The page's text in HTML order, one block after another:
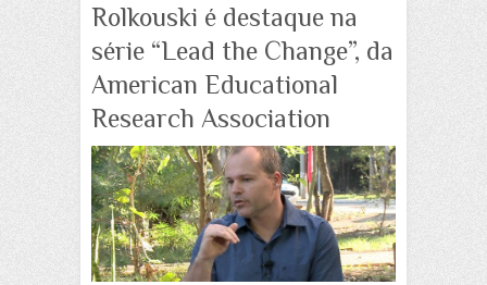
Rolkouski é destaque na
série “Lead the Change”, da
American Educational
Research Association